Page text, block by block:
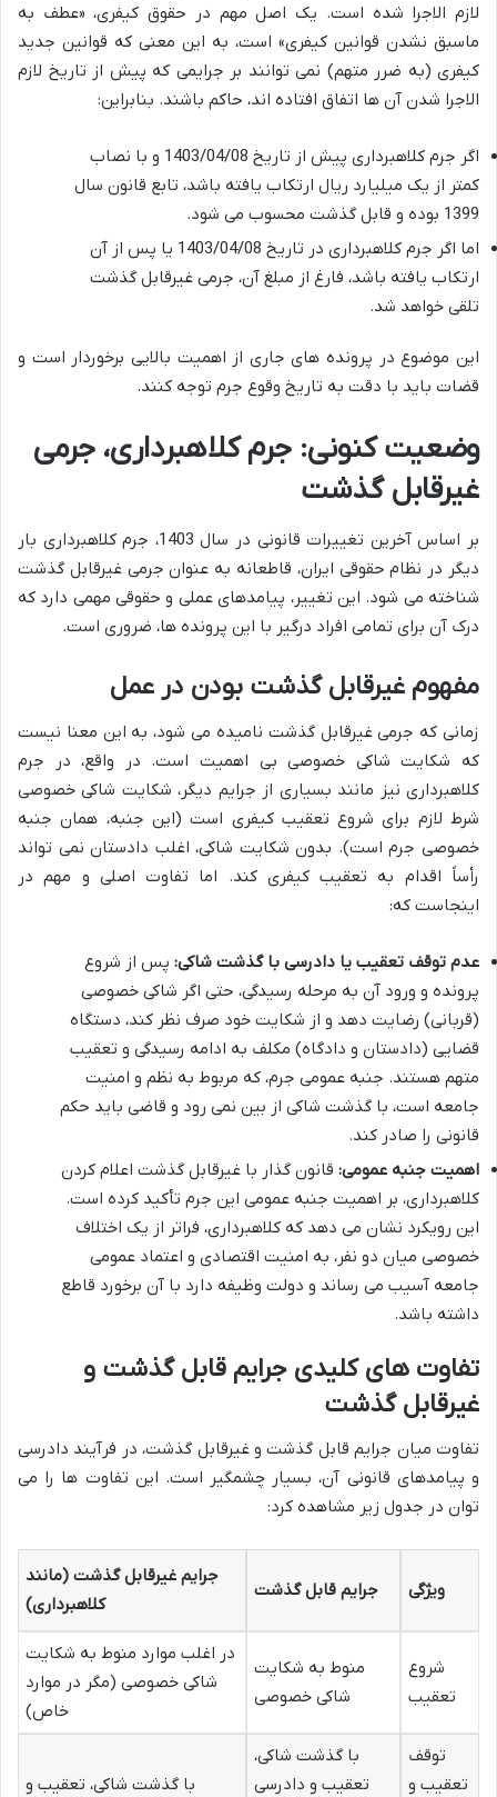
لازم الاجرا شده است. یک اصل مهم در حقوق کیفری، «عطف به
ماسبق نشدن قوانین کیفری» است، به این معنی که قوانین جدید
کیفری (به ضرر متهم) نمی توانند بر جرایمی که پیش از تاریخ لازم
الاجرا شدن آن ها اتفاق افتاده اند، حاکم باشند. بنابراین:
اگر جرم کلاهبرداری پیش از تاریخ 1403/04/08 و با نصاب
کمتر از یک میلیارد ریال ارتکاب یافته باشد، تابع قانون سال
1399 بوده و قابل گذشت محسوب می شود.
اما اگر جرم کلاهبرداری در تاریخ 1403/04/08 یا پس از آن
ارتکاب یافته باشد، فارغ از مبلغ آن، جرمی غیرقابل گذشت
تلقی خواهد شد.
این موضوع در پرونده های جاری از اهمیت بالایی برخوردار است و
قضات باید با دقت به تاریخ وقوع جرم توجه کنند.
وضعیت کنونی: جرم کلاهبرداری، جرمی
غیرقابل گذشت
بر اساس آخرین تغییرات قانونی در سال 1403، جرم کلاهبرداری بار
دیگر در نظام حقوقی ایران، قاطعانه به عنوان جرمیغیرقابل گذشت
شناخته می شود. این تغییر، پیامدهای عملی و حقوقی مهمی دارد که
درک آن برای تمامی افراد درگیر با این پرونده ها، ضروری است.
مفهوم غیرقابل گذشت بودن در عمل
زمانی که جرمی غیرقابل گذشت نامیده می شود، به این معنا نیست
که شکایت شاکی خصوصی بی اهمیت است. در واقع، در جرم
کلاهبرداری نیز مانند بسیاری از جرایم دیگر، شکایت شاکی خصوصی
شرط لازم برای شروع تعقیب کیفری است (این جنبه، همان جنبه
خصوصی جرم است). بدون شکایت شاکی، اغلب دادستان نمی تواند
رأساً اقدام به تعقیب کیفری کند. اما تفاوت اصلی و مهم در
اینجاست که:
عدم توقف تعقیب یا دادرسی با گذشت شاکی: پس از شروع
پرونده و ورود آن به مرحله رسیدگی، حتی اگر شاکی خصوصی
(قربانی) رضایت دهد و از شکایت خود صرف نظر کند، دستگاه
قضایی (دادستان و دادگاه) مکلف به ادامه رسیدگی و تعقیب
متهم هستند. جنبه عمومی جرم، که مربوط به نظم و امنیت
جامعه است، با گذشت شاکی از بین نمی رود و قاضی باید حکم
قانونی را صادر کند.
اهمیت جنبه عمومی: قانون گذار با غیرقابل گذشت اعلام کردن
کلاهبرداری، بر اهمیت جنبه عمومی این جرم تأکید کرده است.
این رویکرد نشان می دهد که کلاهبرداری، فراتر از یک اختلاف
خصوصی میان دو نفر، به امنیت اقتصادی و اعتماد عمومی
جامعه آسیب می رساند و دولت وظیفه دارد با آن برخورد قاطع
داشته باشد.
تفاوت های کلیدی جرایم قابل گذشت و
غیرقابل گذشت
تفاوت میان جرایم قابل گذشت و غیرقابل گذشت، در فرآیند دادرسی
و پیامدهای قانونی آن، بسیار چشمگیر است. این تفاوت ها را می
توان در جدول زیر مشاهده کرد:
ویژگی جرایم قابل گذشت
جرایم غیرقابل گذشت (مانند
کلاهبرداری)
شروع
تعقیب
منوط به شکایت
شاکی خصوصی
در اغلب موارد منوط به شکایت
شاکی خصوصی (مگر در موارد
خاص)
توقف
تعقیب و
با گذشت شاکی،
تعقیب و دادرسی
با گذشت شاکی، تعقیب و